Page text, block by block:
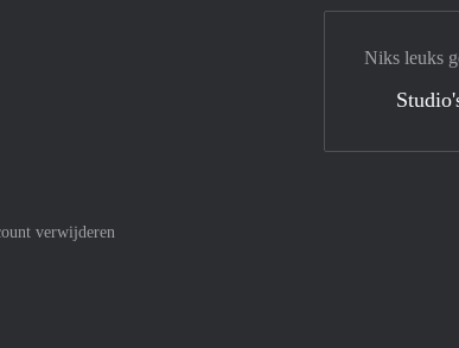
verwijderen
Mastercard
af met Meastro
Niks leuks